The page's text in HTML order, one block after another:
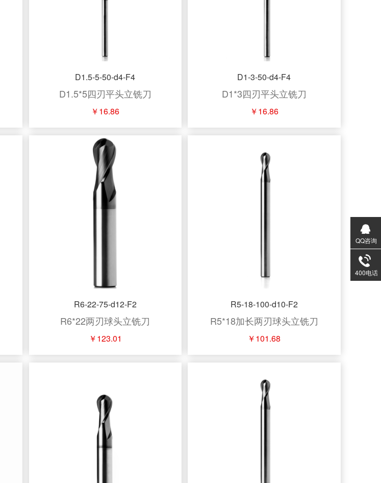
D1.5-5-50-d4-F4
D1.5*5四刃平头立铣刀
￥16.86
D1-3-50-d4-F4
D1*3四刃平头立铣刀
￥16.86
R6-22-75-d12-F2
R6*22两刃球头立铣刀
￥123.01
R5-18-100-d10-F2
R5*18加长两刃球头立铣刀
￥101.68
QQ咨询
400电话